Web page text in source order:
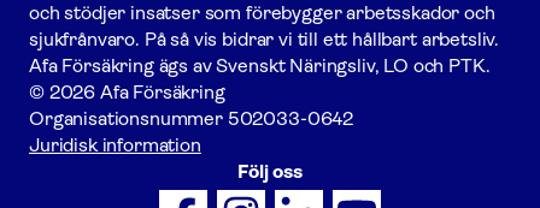
och stödjer insatser som förebygger arbets­skador och
sjukfrånvaro. På så vis bidrar vi till ett hållbart arbetsliv.
Afa För­säkring ägs av Svenskt Näringsliv, LO och PTK.
© 2026 Afa Försäkring
Organisationsnummer 502033-0642
Juridisk information
Följ oss